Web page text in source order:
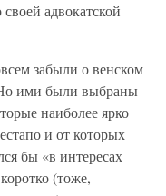
адвокатской
забыли о венском
ими были выбраны
наиболее ярко
и от которых
бы «в интересах
(тоже,